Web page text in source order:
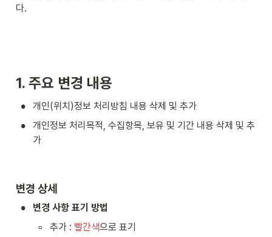
다.
1. 주요 변경 내용
• 개인(위치)정보 처리방침 내용 삭제 및 추가
•
개인정보 처리목적, 수집항목, 보유 및 기간 내용 삭제 및 추
가
변경 상세
• 변경 사항 표기 방법
◦ 추가 : 빨간색으로 표기